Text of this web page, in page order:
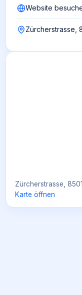
Website
Zürcherstrasse,
Zürcherstrasse,
Karte öffnen